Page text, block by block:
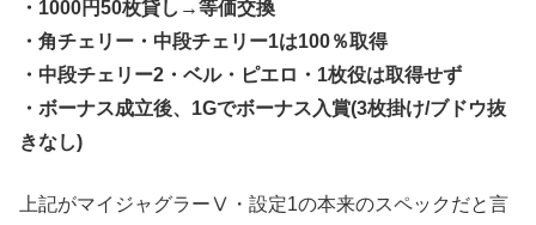
・1000円50枚貸し→等価交換
・角チェリー・中段チェリー1は100％取得
・中段チェリー2・ベル・ピエロ・1枚役は取得せず
・ボーナス成立後、1Gでボーナス入賞(3枚掛け/ブドウ抜
きなし)
上記がマイジャグラーⅤ・設定1の本来のスペックだと言